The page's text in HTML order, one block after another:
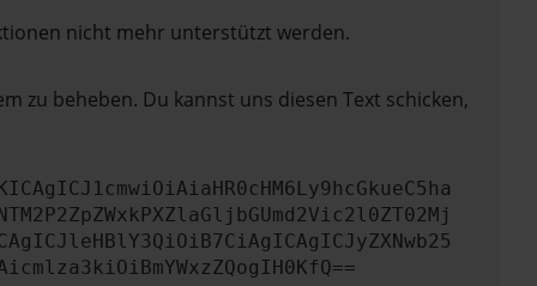
nicht mehr unterstützt werden.
zu beheben. Du kannst uns diesen Text schicken,